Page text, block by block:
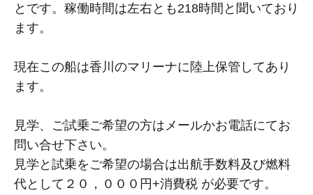
とです。稼働時間は左右とも218時間と聞いており
ます。
現在この船は香川のマリーナに陸上保管してあり
ます。
見学、ご試乗ご希望の方はメールかお電話にてお
問い合せ下さい。
見学と試乗をご希望の場合は出航手数料及び燃料
代として２０，０００円+消費税 が必要です。